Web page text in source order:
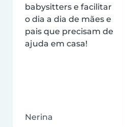
babysitters e facilitar
o dia a dia de mães e
pais que precisam de
ajuda em casa!
Nerina